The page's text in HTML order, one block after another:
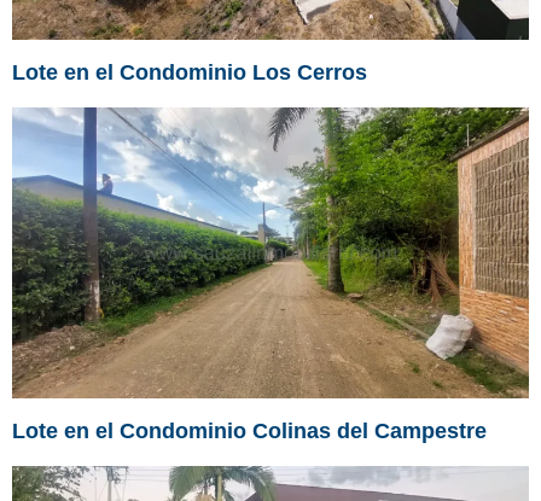
Lote en el Condominio Los Cerros
Lote en el Condominio Colinas del Campestre